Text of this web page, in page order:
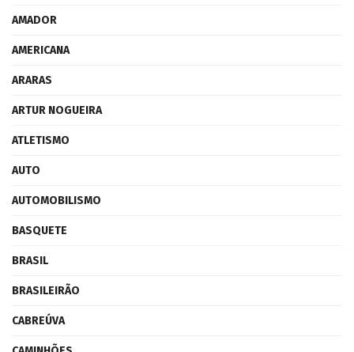
AMADOR
AMERICANA
ARARAS
ARTUR NOGUEIRA
ATLETISMO
AUTO
AUTOMOBILISMO
BASQUETE
BRASIL
BRASILEIRÃO
CABREÚVA